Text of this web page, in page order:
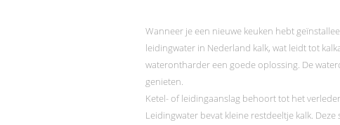
Wanneer je een nieuwe keuken hebt
leidingwater in Nederland kalk, wat leidt tot
waterontharder een goede oplossing. De
genieten.
Ketel- of leidingaanslag behoort tot het
Leidingwater bevat kleine restdeeltje kalk.